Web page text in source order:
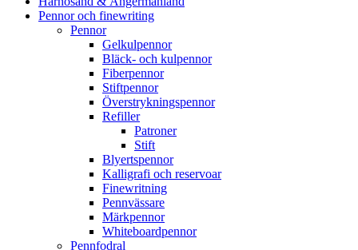
Pennor och finewriting
Pennor
Gelkulpennor
Bläck- och kulpennor
Fiberpennor
Stiftpennor
Överstrykningspennor
Refiller
Patroner
Stift
Blyertspennor
Kalligrafi och reservoar
Finewritning
Pennvässare
Märkpennor
Whiteboardpennor
Pennfodral